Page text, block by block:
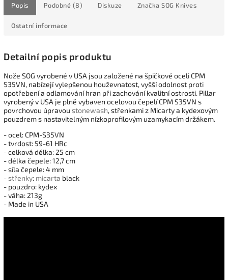
Popis Podobné (8) Diskuze Značka SOG Knives
Ostatní informace
Detailní popis produktu
Nože SOG vyrobené v USA jsou založené na špičkové oceli CPM
S35VN, nabízejí vylepšenou houževnatost, vyšší odolnost proti
opotřebení a odlamování hran při zachování kvalitní ostrosti. Pillar
vyrobený v USA je plně vybaven ocelovou čepelí CPM S35VN s
povrchovou úpravou stonewash, střenkami z Micarty a kydexovým
pouzdrem s nastavitelným nízkoprofilovým uzamykacím držákem.
- ocel: CPM-S35VN
- tvrdost: 59-61 HRc
- celková délka: 25 cm
- délka čepele: 12,7 cm
- síla čepele: 4 mm
-střenky: micarta black
- pouzdro: kydex
- váha: 213g
- Made in USA